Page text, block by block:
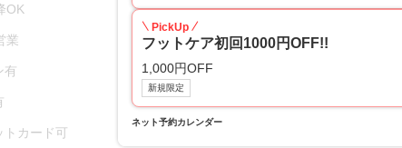
PickUp
フットケア初回1000円OFF!!
1,000円OFF
新規限定
ネット予約カレンダー
OK
業
有
トカード可